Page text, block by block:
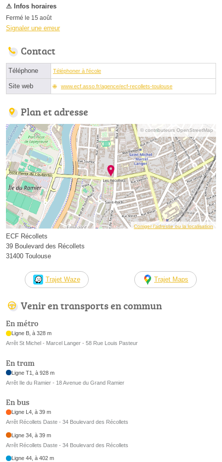
Fermé le 15 août
Signaler une erreur
Contact
Téléphone Téléphoner à l'école
Site web www.ecf.asso.fr/agence/ecf-recollets-toulouse
Plan et adresse
© contributeurs OpenStreetMap
Corriger l’adresse ou la localisation
ECF Récollets
39 Boulevard des Récollets
31400 Toulouse
Trajet Waze Trajet Maps
Venir en transports en commun
En métro
Ligne B, à 328 m
Arrêt St Michel - Marcel Langer - 58 Rue Louis Pasteur
En tram
Ligne T1, à 928 m
Arrêt Ile du Ramier - 18 Avenue du Grand Ramier
En bus
Ligne L4, à 39 m
Arrêt Récollets Daste - 34 Boulevard des Récollets
Ligne 34, à 39 m
Arrêt Récollets Daste - 34 Boulevard des Récollets
Ligne 44, à 402 m